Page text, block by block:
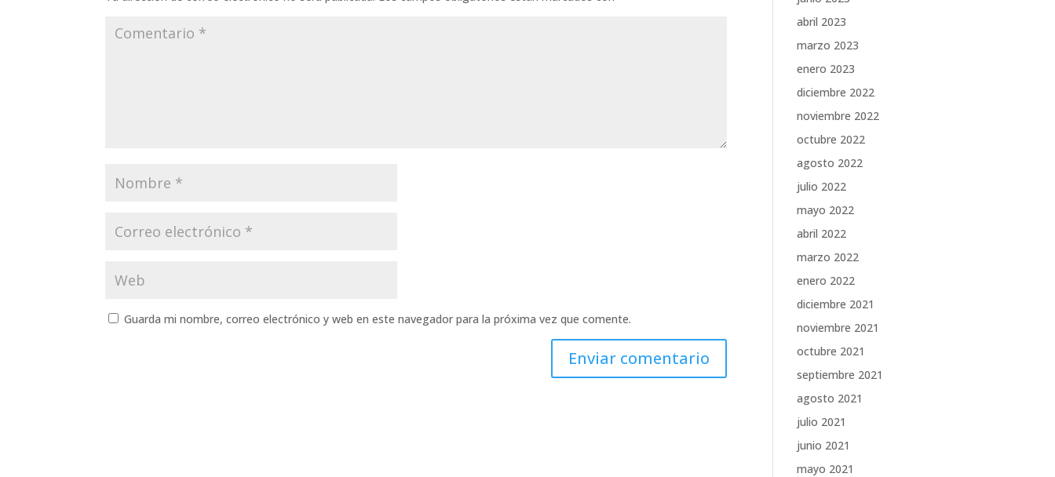
Guarda mi nombre, correo electrónico y web en este navegador para la próxima vez que comente.
abril 2023
marzo 2023
enero 2023
diciembre 2022
noviembre 2022
octubre 2022
agosto 2022
julio 2022
mayo 2022
abril 2022
marzo 2022
enero 2022
diciembre 2021
noviembre 2021
octubre 2021
septiembre 2021
agosto 2021
julio 2021
junio 2021
mayo 2021